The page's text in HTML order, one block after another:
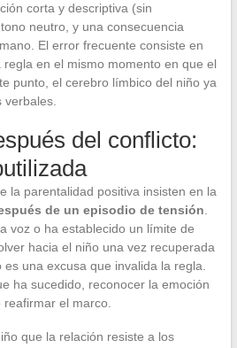
corta y descriptiva (sin
neutro, y una consecuencia
El error frecuente consiste en
en el mismo momento en que el
punto, el cerebro límbico del niño ya
del conflicto:
la parentalidad positiva insisten en la
de un episodio de tensión
voz o ha establecido un límite de
hacia el niño una vez recuperada
una excusa que invalida la regla.
ha sucedido, reconocer la emoción
el marco.
que la relación resiste a los